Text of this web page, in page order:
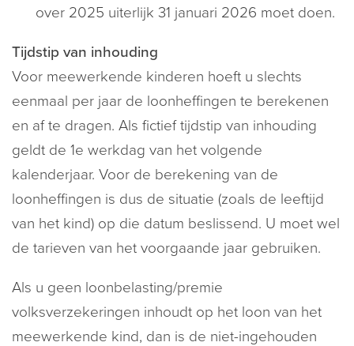
over 2025 uiterlijk 31 januari 2026 moet doen.
Tijdstip van inhouding
Voor meewerkende kinderen hoeft u slechts
eenmaal per jaar de loonheffingen te berekenen
en af te dragen. Als fictief tijdstip van inhouding
geldt de 1e werkdag van het volgende
kalenderjaar. Voor de berekening van de
loonheffingen is dus de situatie (zoals de leeftijd
van het kind) op die datum beslissend. U moet wel
de tarieven van het voorgaande jaar gebruiken.
Als u geen loonbelasting/premie
volksverzekeringen inhoudt op het loon van het
meewerkende kind, dan is de niet-ingehouden